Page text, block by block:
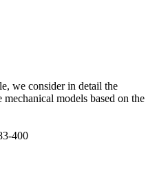
we consider in detail the
models based on the
400